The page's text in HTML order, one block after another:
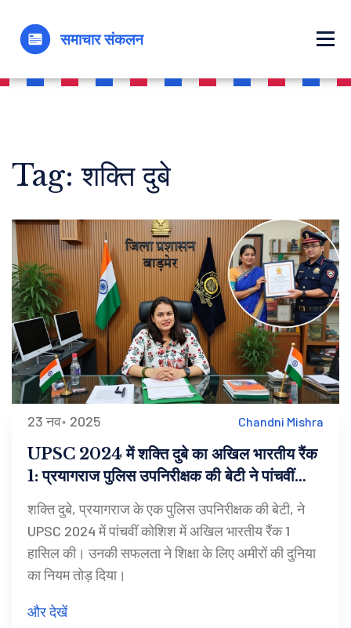
Tag: शक्ति दुबे
23 नव॰ 2025 Chandni Mishra
UPSC 2024 में शक्ति दुबे का अखिल भारतीय रैंक
1: प्रयागराज पुलिस उपनिरीक्षक की बेटी ने पांचवीं
कोशिश में जीता इतिहास
शक्ति दुबे, प्रयागराज के एक पुलिस उपनिरीक्षक की बेटी, ने
UPSC 2024 में पांचवीं कोशिश में अखिल भारतीय रैंक 1
हासिल की। उनकी सफलता ने शिक्षा के लिए अमीरों की दुनिया
का नियम तोड़ दिया।
और देखें